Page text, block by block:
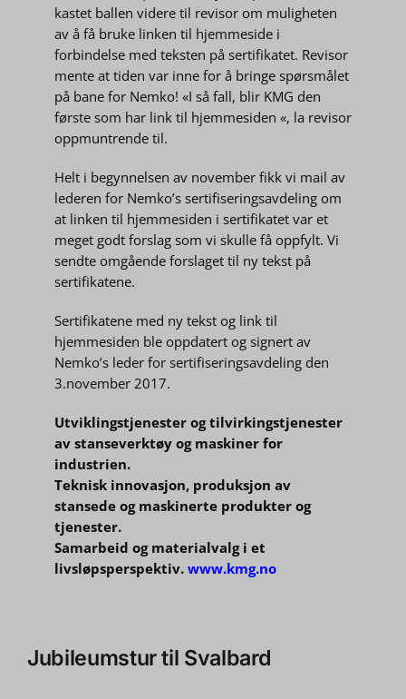
kastet ballen videre til revisor om muligheten
av å få bruke linken til hjemmeside i
forbindelse med teksten på sertifikatet. Revisor
mente at tiden var inne for å bringe spørsmålet
på bane for Nemko! «I så fall, blir KMG den
første som har link til hjemmesiden «, la revisor
oppmuntrende til.
Helt i begynnelsen av november fikk vi mail av
lederen for Nemko’s sertifiseringsavdeling om
at linken til hjemmesiden i sertifikatet var et
meget godt forslag som vi skulle få oppfylt. Vi
sendte omgående forslaget til ny tekst på
sertifikatene.
Sertifikatene med ny tekst og link til
hjemmesiden ble oppdatert og signert av
Nemko’s leder for sertifiseringsavdeling den
3.november 2017.
Utviklingstjenester og tilvirkingstjenester
av stanseverktøy og maskiner for
industrien.
Teknisk innovasjon, produksjon av
stansede og maskinerte produkter og
tjenester.
Samarbeid og materialvalg i et
livsløpsperspektiv. www.kmg.no
Jubileumstur til Svalbard